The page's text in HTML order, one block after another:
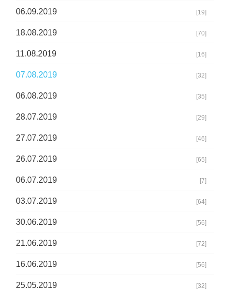
06.09.2019 [19]
18.08.2019 [70]
11.08.2019 [16]
07.08.2019 [32]
06.08.2019 [35]
28.07.2019 [29]
27.07.2019 [46]
26.07.2019 [65]
06.07.2019 [7]
03.07.2019 [64]
30.06.2019 [56]
21.06.2019 [72]
16.06.2019 [56]
25.05.2019 [32]